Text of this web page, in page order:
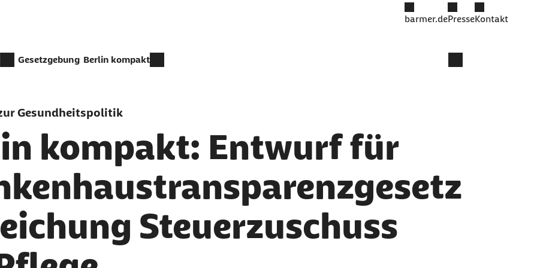
barmer.dePresseKontakt
Gesetzgebung Berlin kompakt
Gesundheitspolitik
kompakt: Entwurf für
Steuerzuschuss